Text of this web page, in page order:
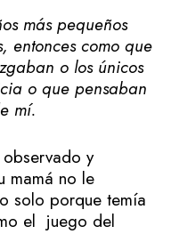
más pequeños
entonces como que
o los únicos
o que pensaban
mí.
y
mamá no le
solo porque temía
el juego del